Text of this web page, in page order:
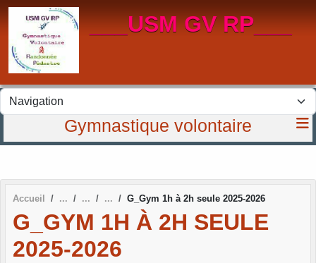
___USM GV RP___
Gymnastique volontaire
Accueil G_Gym 1h à 2h seule 2025-2026
G_GYM 1H À 2H SEULE
2025-2026
Panneau de gestion des cookies